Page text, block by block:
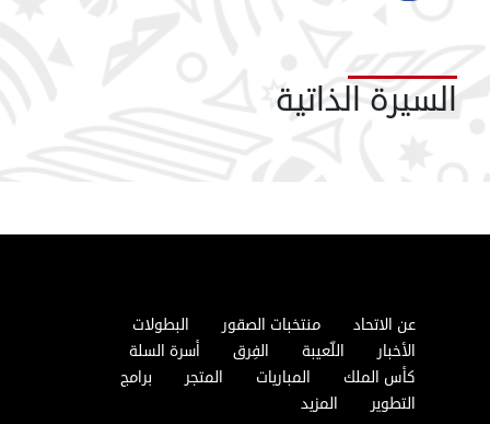
السيرة الذاتية
عن الاتحاد منتخبات الصقور
البطولات
الأخبار
اللّعيبة الفِرق
أسرة السلة
كأس الملك
المباريات المتجر
برامج
التطوير
المزيد